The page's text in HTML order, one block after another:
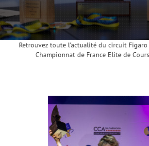
Retrouvez toute l'actualité du circuit Figaro
Championnat de France Elite de